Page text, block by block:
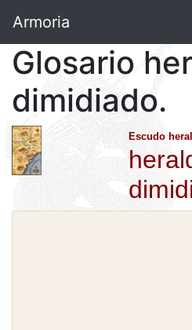
Armoria
Glosario
dimidiado.
Escudo